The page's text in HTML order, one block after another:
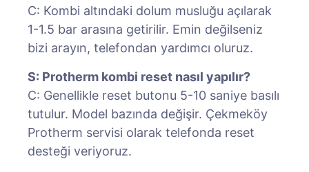
C: Kombi altındaki dolum musluğu açılarak
1-1.5 bar arasına getirilir. Emin değilseniz
bizi arayın, telefondan yardımcı oluruz.
S: Protherm kombi reset nasıl yapılır?
C: Genellikle reset butonu 5-10 saniye basılı
tutulur. Model bazında değişir. Çekmeköy
Protherm servisi olarak telefonda reset
desteği veriyoruz.